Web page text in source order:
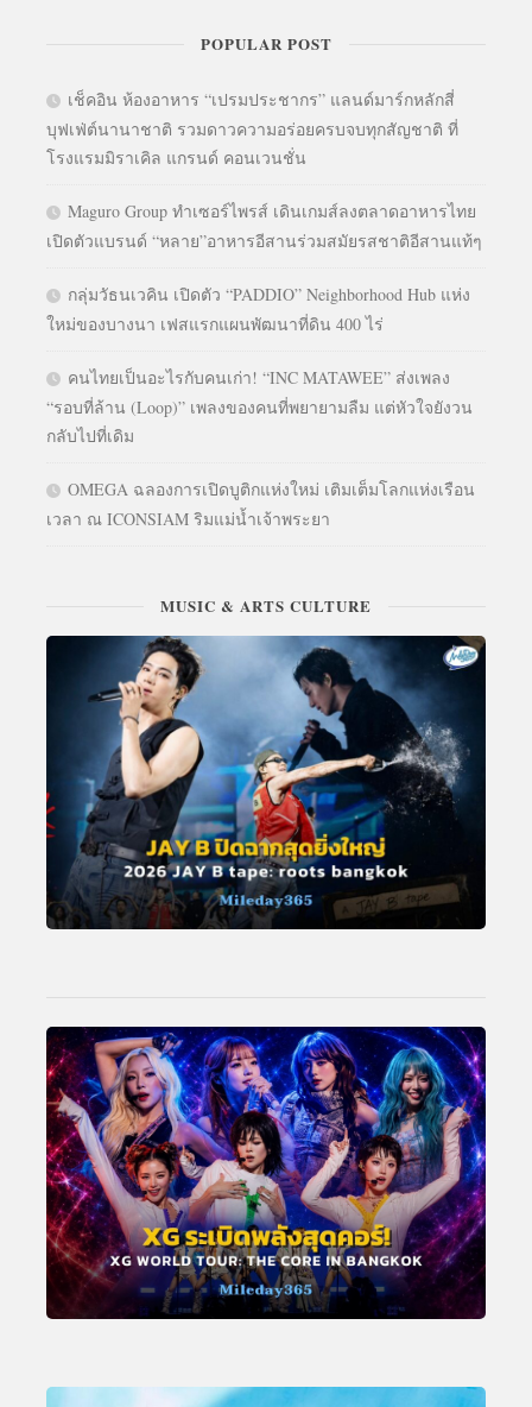
POPULAR POST
เช็คอิน ห้องอาหาร “เปรมประชากร” แลนด์มาร์กหลักสี่
บุฟเฟ่ต์นานาชาติ รวมดาวความอร่อยครบจบทุกสัญชาติ ที่
โรงแรมมิราเคิล แกรนด์ คอนเวนชั่น
Maguro Group ทำเซอร์ไพรส์ เดินเกมส์ลงตลาดอาหารไทย
เปิดตัวแบรนด์ “หลาย”อาหารอีสานร่วมสมัยรสชาติอีสานแท้ๆ
กลุ่มวัธนเวคิน เปิดตัว “PADDIO” Neighborhood Hub แห่ง
ใหม่ของบางนา เฟสแรกแผนพัฒนาที่ดิน 400 ไร่
คนไทยเป็นอะไรกับคนเก่า! “INC MATAWEE” ส่งเพลง
“รอบที่ล้าน (Loop)” เพลงของคนที่พยายามลืม แต่หัวใจยังวน
กลับไปที่เดิม
OMEGA ฉลองการเปิดบูติกแห่งใหม่ เติมเต็มโลกแห่งเรือน
เวลา ณ ICONSIAM ริมแม่น้ำเจ้าพระยา
MUSIC & ARTS CULTURE